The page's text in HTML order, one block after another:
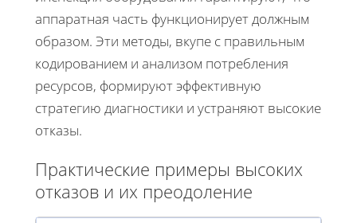
аппаратная часть функционирует должным
образом. Эти методы, вкупе с правильным
кодированием и анализом потребления
ресурсов, формируют эффективную
стратегию диагностики и устраняют высокие
отказы.
Практические примеры высоких
отказов и их преодоление